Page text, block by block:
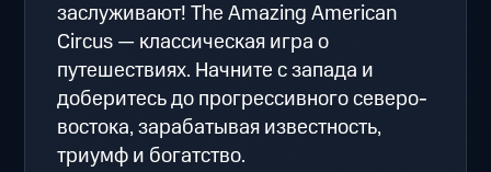
заслуживают! The Amazing American
Circus — классическая игра о
путешествиях. Начните с запада и
доберитесь до прогрессивного северо-
востока, зарабатывая известность,
триумф и богатство.